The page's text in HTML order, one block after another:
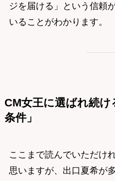
ジを届ける」という信頼
いることがわかります。
CM女王に選ばれ続
条件」
ここまで読んでいただけ
思いますが、出口夏希が